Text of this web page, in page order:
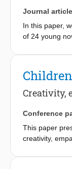
Journal article
In this paper,
of 24 young
schaub, &
responses we
we’ve
by peers or a
convergent
convergent
Creativity,
Conference
This paper
creativity,
second part